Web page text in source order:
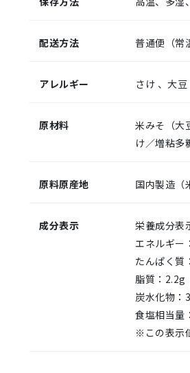
配送方法 普通便（常
アレルギー さけ 、大豆
原材料
米みそ（大
け／増粘多
原料原産地 国内製造（
成分表示
栄養成分表
エネルギー
たんぱく質
脂質：2.2g
炭水化物：
食塩相当量
※この表示